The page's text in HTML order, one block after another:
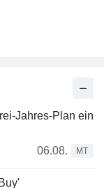
Jahres-Plan ein
06.08.
MT